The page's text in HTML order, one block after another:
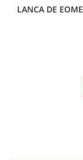
LANCA DE